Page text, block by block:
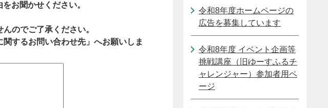
お聞かせください。
のでご了承ください。
するお問い合わせ先」へお願いしま
令和8年度ホームページの
広告を募集しています
令和8年度 イベント企画等
挑戦講座（旧ゆーすふるチ
ャレンジャー）参加者用ペ
ージ